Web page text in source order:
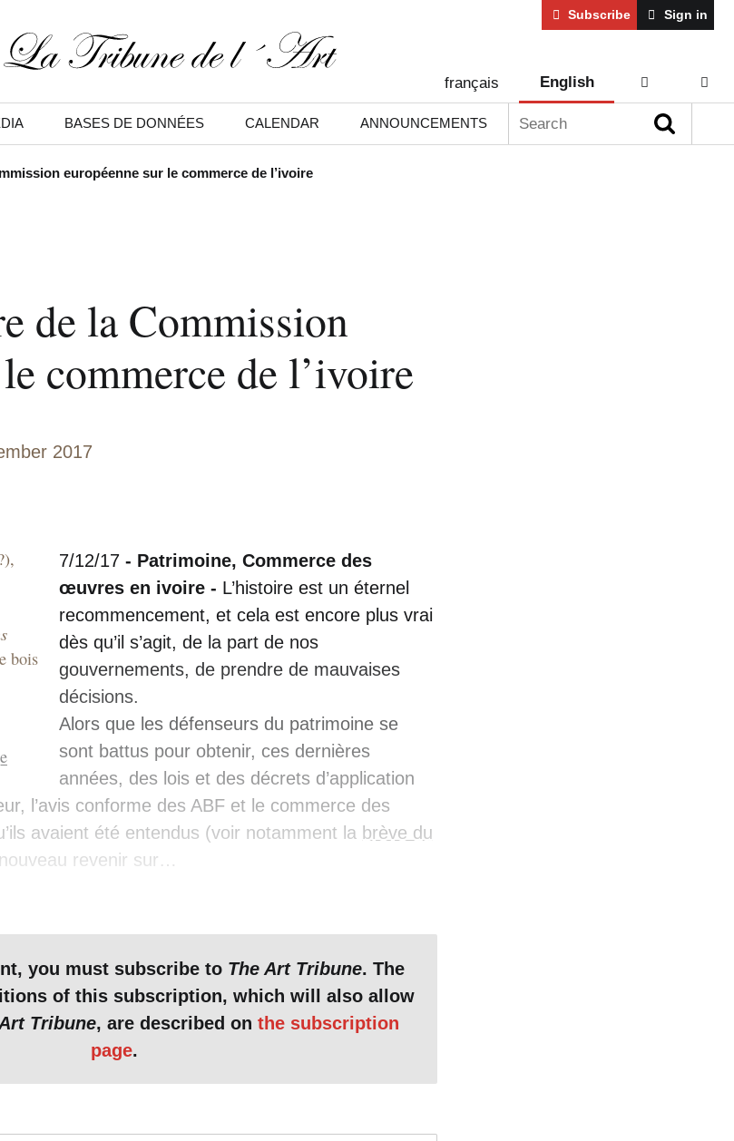
Subscribe Sign in
BASES DE DONNÉES CALENDAR ANNOUNCEMENTS
français English AIDE
européenne sur le commerce de l’ivoire
de la Commission
commerce de l’ivoire
2017
bois
7/12/17 - Patrimoine, Commerce des
œuvres en ivoire - L’histoire est un éternel
recommencement, et cela est encore plus vrai
dès qu’il s’agit, de la part de nos
gouvernements, de prendre de mauvaises
décisions.
Alors que les défenseurs du patrimoine se
sont battus pour obtenir, ces dernières
années, des lois et des décrets d’application
l’avis conforme des ABF et le commerce des
avaient été entendus (voir notamment la brève du
revenir sur…
you must subscribe to The Art Tribune. The
of this subscription, which will also allow
Tribune, are described on the subscription
page.